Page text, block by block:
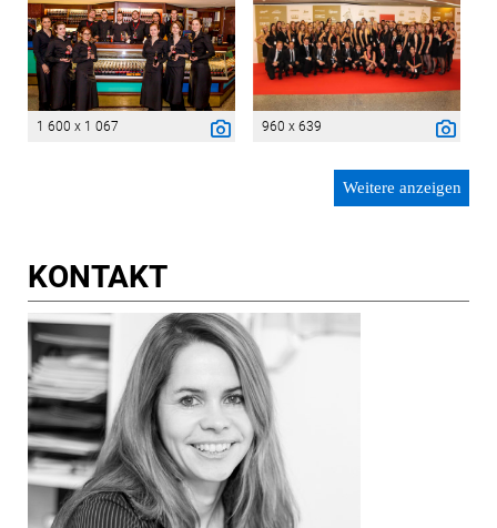
1 600 x 1 067 960 x 639
Weitere anzeigen
KONTAKT